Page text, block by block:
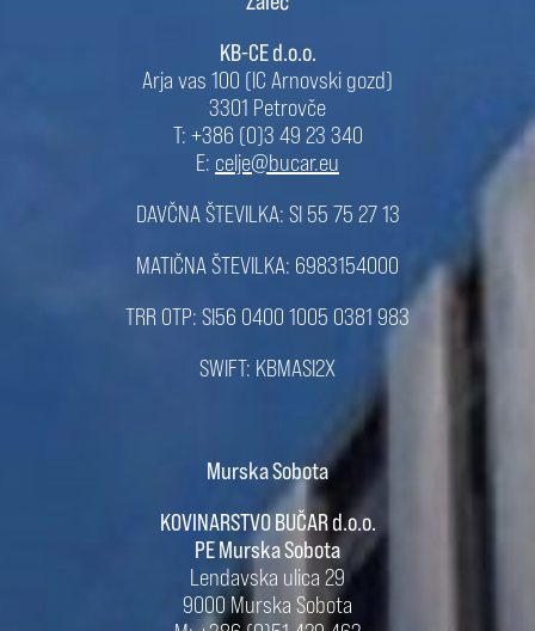
KB-CE d.o.o.
Arja vas 100 (IC Arnovski gozd)
3301 Petrovče
T: +386 (0)3 49 23 340
E: celje@bucar.eu
DAVČNA ŠTEVILKA: SI 55 75 27 13
MATIČNA ŠTEVILKA: 6983154000
TRR OTP: SI56 0400 1005 0381 983
SWIFT: KBMASI2X
Murska Sobota
KOVINARSTVO BUČAR d.o.o.
PE Murska Sobota
Lendavska ulica 29
9000 Murska Sobota